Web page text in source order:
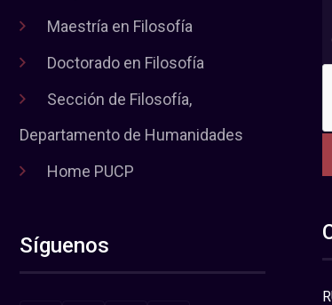
Maestría en Filosofía
Doctorado en Filosofía
Sección de Filosofía,
Departamento de Humanidades
Home PUCP
Síguenos